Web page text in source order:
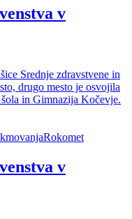
v
Srednje zdravstvene in
drugo mesto je osvojila
in Gimnazija Kočevje.
Rokomet
v